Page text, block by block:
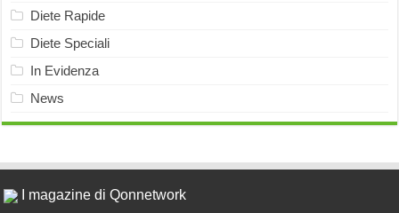
Diete Rapide
Diete Speciali
In Evidenza
News
I magazine di Qonnetwork